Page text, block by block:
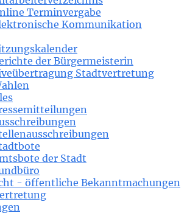
Terminvergabe
Kommunikation
der Bürgermeisterin
Stadtvertretung
der Stadt
- öffentliche Bekanntmachungen